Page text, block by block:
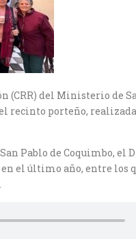
(CRR) del Ministerio de
recinto porteño,
Pablo de Coquimbo, el
el último año, entre los